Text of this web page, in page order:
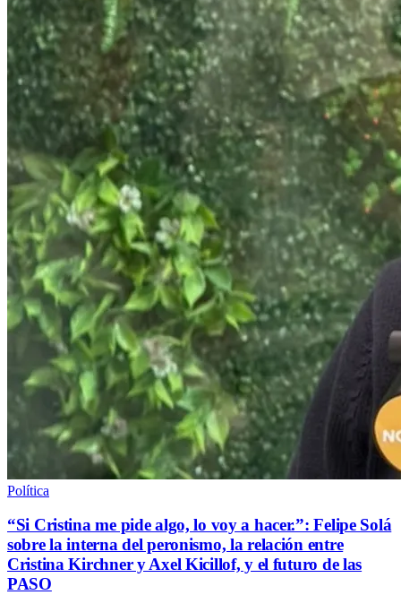
Política
“Si Cristina me pide algo, lo voy a hacer.”: Felipe Solá
sobre la interna del peronismo, la relación entre
Cristina Kirchner y Axel Kicillof, y el futuro de las
PASO